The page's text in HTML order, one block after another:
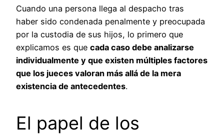
Cuando una persona llega al despacho tras
haber sido condenada penalmente y preocupada
por la custodia de sus hijos, lo primero que
explicamos es que cada caso debe analizarse
individualmente y que existen múltiples factores
que los jueces valoran más allá de la mera
existencia de antecedentes.
El papel de los